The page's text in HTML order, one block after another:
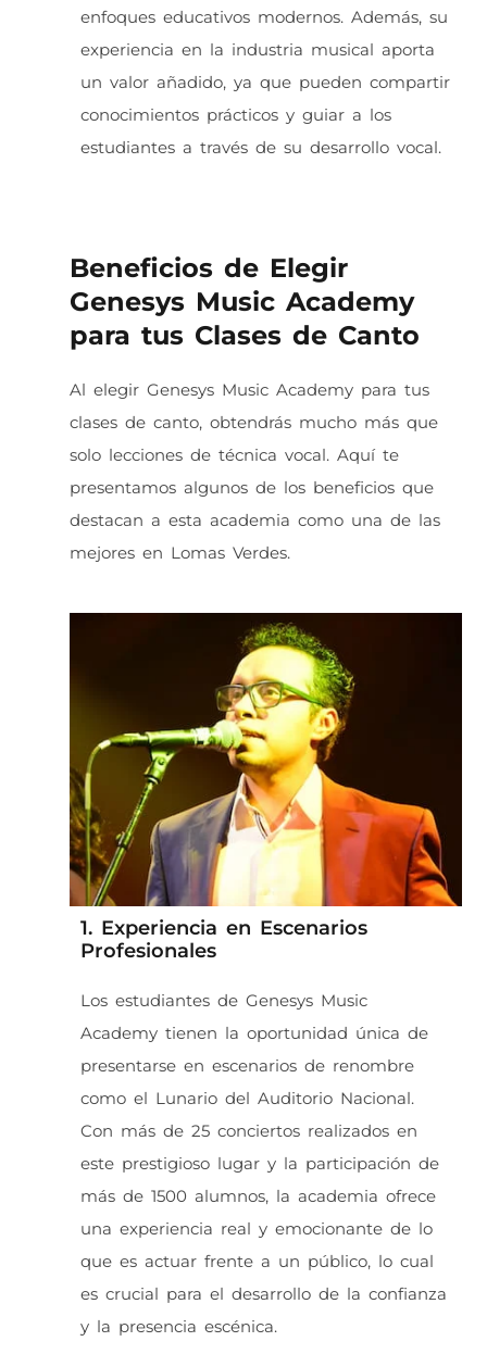
enfoques educativos modernos. Además, su
experiencia en la industria musical aporta
un valor añadido, ya que pueden compartir
conocimientos prácticos y guiar a los
estudiantes a través de su desarrollo vocal.
Beneficios de Elegir
Genesys Music Academy
para tus Clases de Canto
Al elegir Genesys Music Academy para tus
clases de canto, obtendrás mucho más que
solo lecciones de técnica vocal. Aquí te
presentamos algunos de los beneficios que
destacan a esta academia como una de las
mejores en Lomas Verdes.
1. Experiencia en Escenarios
Profesionales
Los estudiantes de Genesys Music
Academy tienen la oportunidad única de
presentarse en escenarios de renombre
como el Lunario del Auditorio Nacional.
Con más de 25 conciertos realizados en
este prestigioso lugar y la participación de
más de 1500 alumnos, la academia ofrece
una experiencia real y emocionante de lo
que es actuar frente a un público, lo cual
es crucial para el desarrollo de la confianza
y la presencia escénica.